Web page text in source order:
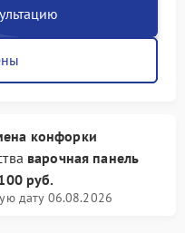
конфорки
варочная панель
руб.
дату 06.08.2026